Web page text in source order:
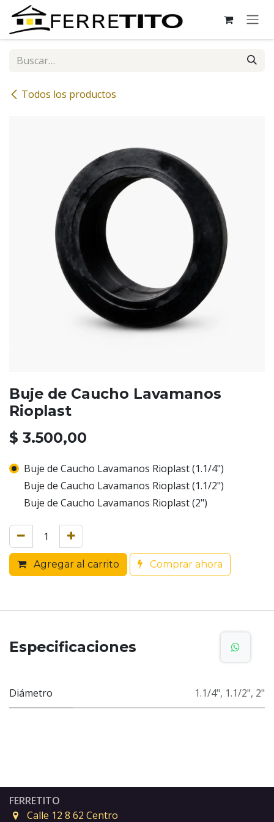
Ir al contenido
Todos los productos
Buje de Caucho Lavamanos
Rioplast
$ 3.500,00
Buje de Caucho Lavamanos Rioplast (1.1/4")
Buje de Caucho Lavamanos Rioplast (1.1/2")
Buje de Caucho Lavamanos Rioplast (2")
Agregar al carrito Comprar ahora
Especificaciones
Diámetro 1.1/4", 1.1/2", 2"
FERRETITO
Calle 12 8 62 Centro